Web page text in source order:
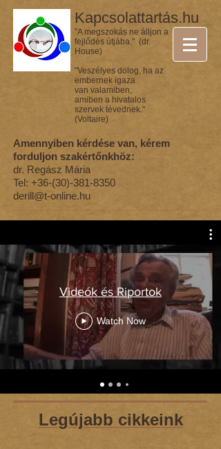
Kapcsolattartás.hu
"A megszokás ne álljon a
fejlődés útjába." (dr.
House)
"Veszélyes dolog, ha az
embernek igaza
van valamiben,
amiben a hivatalos
szervek tévednek."
(Voltaire)
Amennyiben kérdése van, kérem
forduljon szakértőnkhöz:
dr. Regász Mária
Tel: +36-(30)-381-8350
derill@t-online.hu
Videók és Riportok
Watch Now
Legújabb cikkeink